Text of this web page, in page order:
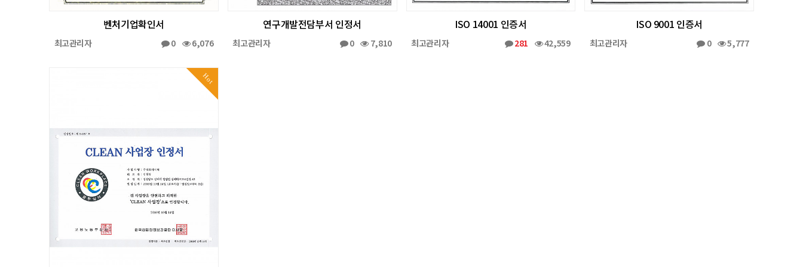
벤처기업확인서
최고관리자 0 6,076
연구개발전담부서 인정서
최고관리자 0 7,810
ISO 14001 인증서
최고관리자 281 42,559
ISO 9001 인증서
최고관리자 0 5,777
Hot